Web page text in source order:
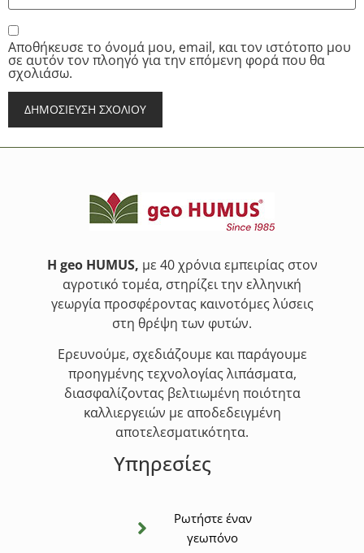
Αποθήκευσε το όνομά μου, email, και τον ιστότοπο μου
σε αυτόν τον πλοηγό για την επόμενη φορά που θα
σχολιάσω.
Η geo HUMUS, με 40 χρόνια εμπειρίας στον
αγροτικό τομέα, στηρίζει την ελληνική
γεωργία προσφέροντας καινοτόμες λύσεις
στη θρέψη των φυτών.
Ερευνούμε, σχεδιάζουμε και παράγουμε
προηγμένης τεχνολογίας λιπάσματα,
διασφαλίζοντας βελτιωμένη ποιότητα
καλλιεργειών με αποδεδειγμένη
αποτελεσματικότητα.
Υπηρεσίες
Ρωτήστε έναν
γεωπόνο